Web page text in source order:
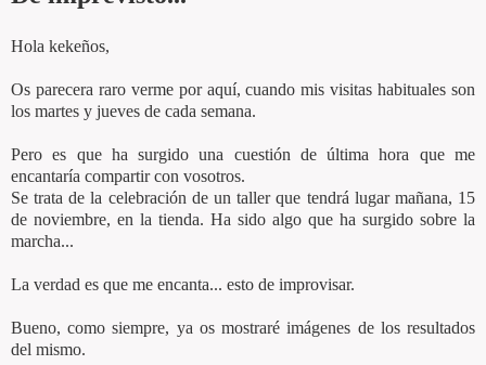
Hola kekeños,
Os parecera raro verme por aquí, cuando mis visitas habituales son
los martes y jueves de cada semana.
Pero es que ha surgido una cuestión de última hora que me
encantaría compartir con vosotros.
Se trata de la celebración de un taller que tendrá lugar mañana, 15
de noviembre, en la tienda. Ha sido algo que ha surgido sobre la
marcha...
La verdad es que me encanta... esto de improvisar.
Bueno, como siempre, ya os mostraré imágenes de los resultados
del mismo.